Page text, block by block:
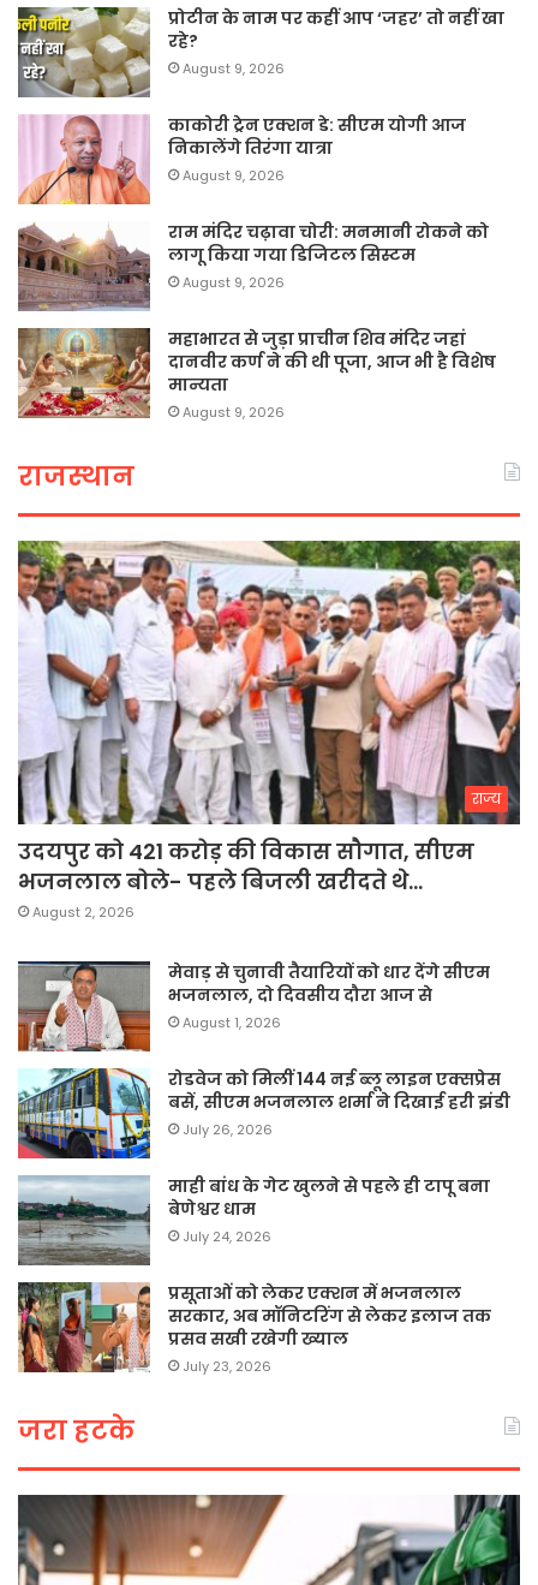
प्रोटीन के नाम पर कहीं आप ‘जहर’ तो नहीं खा
रहे?
August 9, 2026
काकोरी ट्रेन एक्शन डे: सीएम योगी आज
निकालेंगे तिरंगा यात्रा
August 9, 2026
राम मंदिर चढ़ावा चोरी: मनमानी रोकने को
लागू किया गया डिजिटल सिस्टम
August 9, 2026
महाभारत से जुड़ा प्राचीन शिव मंदिर जहां
दानवीर कर्ण ने की थी पूजा, आज भी है विशेष
मान्यता
August 9, 2026
राजस्थान
राज्य
उदयपुर को 421 करोड़ की विकास सौगात, सीएम
भजनलाल बोले- पहले बिजली खरीदते थे…
August 2, 2026
मेवाड़ से चुनावी तैयारियों को धार देंगे सीएम
भजनलाल, दो दिवसीय दौरा आज से
August 1, 2026
रोडवेज को मिलीं 144 नई ब्लू लाइन एक्सप्रेस
बसें, सीएम भजनलाल शर्मा ने दिखाई हरी झंडी
July 26, 2026
माही बांध के गेट खुलने से पहले ही टापू बना
बेणेश्वर धाम
July 24, 2026
प्रसूताओं को लेकर एक्शन में भजनलाल
सरकार, अब मॉनिटरिंग से लेकर इलाज तक
प्रसव सखी रखेगी ख्याल
July 23, 2026
जरा हटके